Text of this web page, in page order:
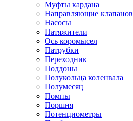
Муфты кардана
Направляющие клапанов
Насосы
Натяжители
Ось коромысел
Патрубки
Переходник
Поддоны
Полукольца коленвала
Полумесяц
Помпы
Поршня
Потенциометры